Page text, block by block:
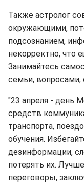
Также астролог
окружающими,
подсознанием,
некорректно, что
Занимайтесь
семьи, вопросами,
"23 апреля - день
средств
транспорта,
обучения.
дезинформации,
потерять их.
переговоры,